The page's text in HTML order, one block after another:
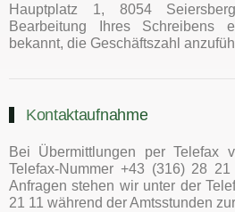
Hauptplatz 1, 8054
Bearbeitung Ihres Schreibens
bekannt, die Geschäftszahl
Kontaktaufnahme
Bei Übermittlungen per Telefax
Telefax-Nummer +43 (316) 28
Anfragen stehen wir unter der
21 11 während der Amtsstunden